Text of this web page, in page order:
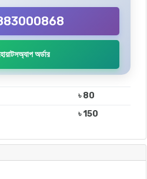
অর্ডার
৳ 80
৳ 150